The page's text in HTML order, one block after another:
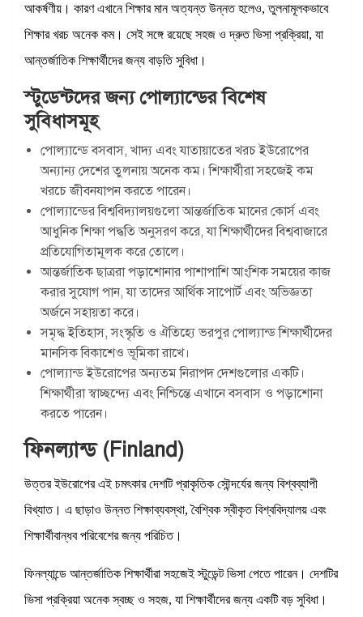
আকর্ষণীয়। কারণ এখানে শিক্ষার মান অত্যন্ত উন্নত হলেও, তুলনামূলকভাবে
শিক্ষার খরচ অনেক কম। সেই সঙ্গে রয়েছে সহজ ও দ্রুত ভিসা প্রক্রিয়া, যা
আন্তর্জাতিক শিক্ষার্থীদের জন্য বাড়তি সুবিধা।
স্টুডেন্টদের জন্য পোল্যান্ডের বিশেষ
সুবিধাসমূহ
পোল্যান্ডে বসবাস, খাদ্য এবং যাতায়াতের খরচ ইউরোপের
অন্যান্য দেশের তুলনায় অনেক কম। শিক্ষার্থীরা সহজেই কম
খরচে জীবনযাপন করতে পারেন।
পোল্যান্ডের বিশ্ববিদ্যালয়গুলো আন্তর্জাতিক মানের কোর্স এবং
আধুনিক শিক্ষা পদ্ধতি অনুসরণ করে, যা শিক্ষার্থীদের বিশ্ববাজারে
প্রতিযোগিতামূলক করে তোলে।
আন্তর্জাতিক ছাত্ররা পড়াশোনার পাশাপাশি আংশিক সময়ের কাজ
করার সুযোগ পান, যা তাদের আর্থিক সাপোর্ট এবং অভিজ্ঞতা
অর্জনে সহায়তা করে।
সমৃদ্ধ ইতিহাস, সংস্কৃতি ও ঐতিহ্যে ভরপুর পোল্যান্ড শিক্ষার্থীদের
মানসিক বিকাশেও ভূমিকা রাখে।
পোল্যান্ড ইউরোপের অন্যতম নিরাপদ দেশগুলোর একটি।
শিক্ষার্থীরা স্বাচ্ছন্দ্যে এবং নিশ্চিন্তে এখানে বসবাস ও পড়াশোনা
করতে পারেন।
ফিনল্যান্ড (Finland)
উত্তর ইউরোপের এই চমৎকার দেশটি প্রাকৃতিক সৌন্দর্যের জন্য বিশ্বব্যাপী
বিখ্যাত। এ ছাড়াও উন্নত শিক্ষাব্যবস্থা, বৈশ্বিক স্বীকৃত বিশ্ববিদ্যালয় এবং
শিক্ষার্থীবান্ধব পরিবেশের জন্য পরিচিত।
ফিনল্যান্ডে আন্তর্জাতিক শিক্ষার্থীরা সহজেই স্টুডেন্ট ভিসা পেতে পারেন। দেশটির
ভিসা প্রক্রিয়া অনেক স্বচ্ছ ও সহজ, যা শিক্ষার্থীদের জন্য একটি বড় সুবিধা।